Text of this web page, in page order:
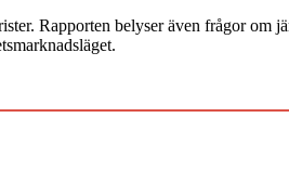
Rapporten belyser även frågor